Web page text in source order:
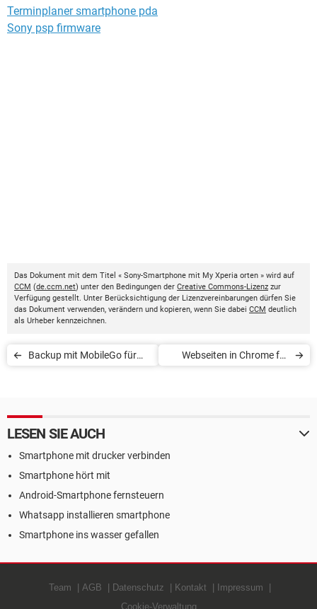
Terminplaner smartphone pda
Sony psp firmware
Das Dokument mit dem Titel « Sony-Smartphone mit My Xperia orten » wird auf
CCM (de.ccm.net) unter den Bedingungen der Creative Commons-Lizenz zur
Verfügung gestellt. Unter Berücksichtigung der Lizenzvereinbarungen dürfen Sie
das Dokument verwenden, verändern und kopieren, wenn Sie dabei CCM deutlich
als Urheber kennzeichnen.
Backup mit MobileGo für
Webseiten in Chrome für
LESEN SIE AUCH
Smartphone mit drucker verbinden
Smartphone hört mit
Android-Smartphone fernsteuern
Whatsapp installieren smartphone
Smartphone ins wasser gefallen
Team AGB Datenschutz Kontakt
Impressum
Cookie-Verwaltung